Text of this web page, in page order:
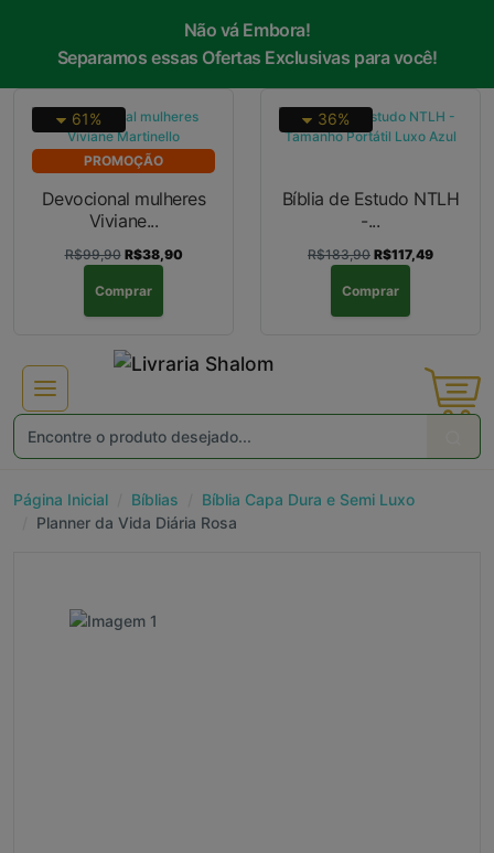
Não vá Embora!
Separamos essas Ofertas Exclusivas para você!
PROMOÇÃO
61%
Devocional mulheres
Viviane...
R$99,90 R$38,90
Comprar
36%
Bíblia de Estudo NTLH
-...
R$183,90 R$117,49
Comprar
Página Inicial Bíblias
Bíblia Capa Dura e Semi Luxo
Planner da Vida Diária Rosa
Receba ofertas e descontos exclusivos
Não gosto de promoções! Enviar